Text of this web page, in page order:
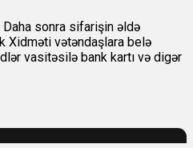
Daha sonra sifarişin əldə
Xidməti vətəndaşlara belə
vasitəsilə bank kartı və digər